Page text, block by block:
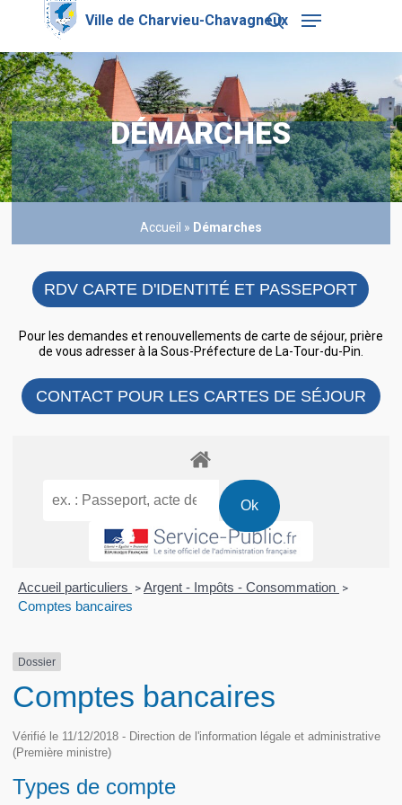
content
search
Menu
DÉMARCHES
Accueil » Démarches
RDV CARTE D'IDENTITÉ ET PASSEPORT
Pour les demandes et renouvellements de carte de séjour, prière
de vous adresser à la Sous-Préfecture de La-Tour-du-Pin.
CONTACT POUR LES CARTES DE SÉJOUR
Accueil particuliers > Argent - Impôts - Consommation >
Comptes bancaires
Dossier
Comptes bancaires
Vérifié le 11/12/2018 - Direction de l'information légale et administrative
(Première ministre)
Types de compte
Close